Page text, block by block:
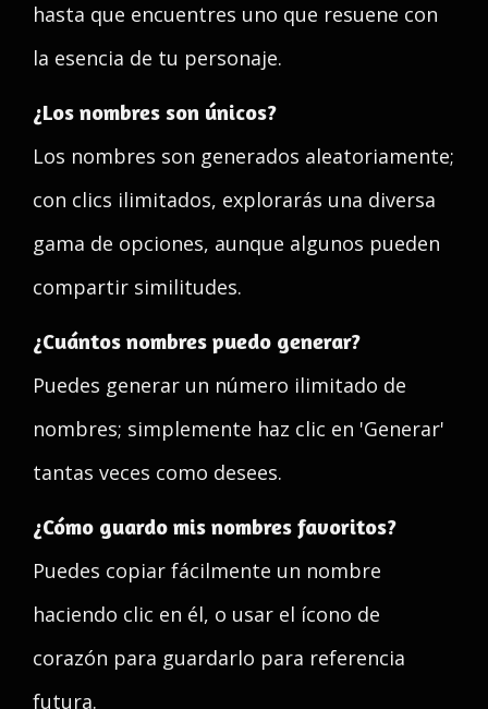
hasta que encuentres uno que resuene con
la esencia de tu personaje.
¿Los nombres son únicos?
Los nombres son generados aleatoriamente;
con clics ilimitados, explorarás una diversa
gama de opciones, aunque algunos pueden
compartir similitudes.
¿Cuántos nombres puedo generar?
Puedes generar un número ilimitado de
nombres; simplemente haz clic en 'Generar'
tantas veces como desees.
¿Cómo guardo mis nombres favoritos?
Puedes copiar fácilmente un nombre
haciendo clic en él, o usar el ícono de
corazón para guardarlo para referencia
futura.